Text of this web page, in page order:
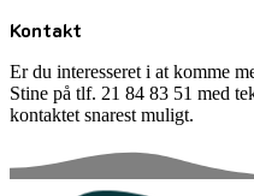
Kontakt
Er du interesseret i at komme
Stine på tlf. 21 84 83 51 med
kontaktet snarest muligt.